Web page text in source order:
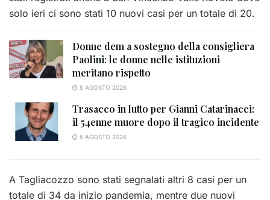
solo ieri ci sono stati 10 nuovi casi per un totale di 20.
Donne dem a sostegno della consigliera
Paolini: le donne nelle istituzioni
meritano rispetto
6 AGOSTO 2026
Trasacco in lutto per Gianni Catarinacci:
il 54enne muore dopo il tragico incidente
6 AGOSTO 2026
A Tagliacozzo sono stati segnalati altri 8 casi per un
totale di 34 da inizio pandemia, mentre due nuovi